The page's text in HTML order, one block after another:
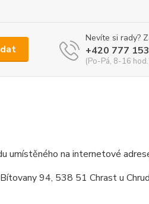
Nevíte si rady?
+420 777
(Po-Pá, 8-16
umístěného na internetové
94, 538 51 Chrast u